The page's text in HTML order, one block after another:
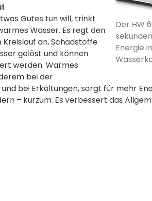
Der HW
Energie
Gutes tun will, trinkt
Wasser. Es regt den
an, Schadstoffe
gelöst und können
werden. Warmes
bei der
bei Erkältungen, sorgt für mehr
– kurzum: Es verbessert das